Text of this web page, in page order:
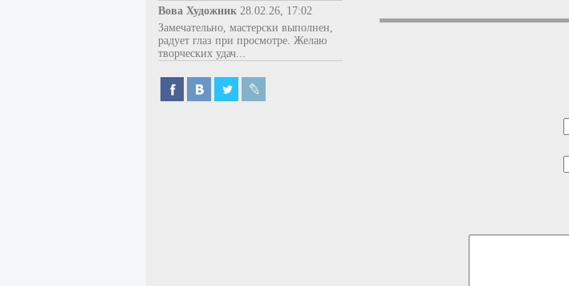
Вова Художник 28.02.26, 17:02
Замечательно, мастерски выполнен,
радует глаз при просмотре. Желаю
творческих удач...